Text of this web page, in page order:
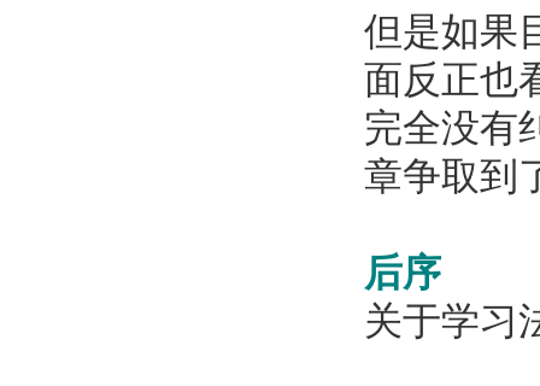
但是如果
面反正也
完全没有
章争取到
后序
关于学习